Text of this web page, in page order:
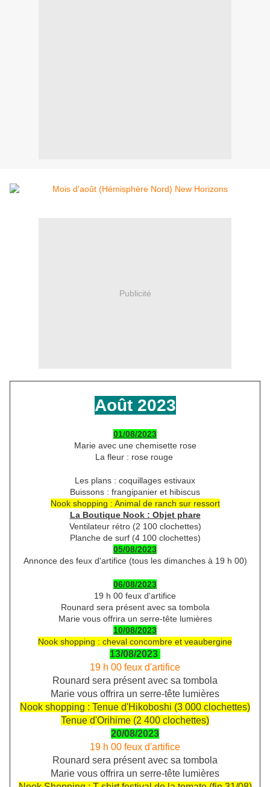
Publicité
Août 2023
01/08/2023
Marie avec une chemisette rose
La fleur : rose rouge
Les plans : coquillages estivaux
Buissons : frangipanier et hibiscus
Nook shopping : Animal de ranch sur ressort
La Boutique Nook : Objet phare
Ventilateur rétro (2 100 clochettes)
Planche de surf (4 100 clochettes)
05/08/2023
Annonce des feux d'artifice (tous les dimanches à 19 h 00)
06/08/2023
19 h 00 feux d'artifice
Rounard sera présent avec sa tombola
Marie vous offrira un serre-tête lumières
10/08/2023
Nook shopping : cheval concombre et veaubergine
13/08/2023
19 h 00 feux d'artifice
Rounard sera présent avec sa tombola
Marie vous offrira un serre-tête lumières
Nook shopping : Tenue d'Hikoboshi (3 000 clochettes)
Tenue d'Orihime (2 400 clochettes)
20/08/2023
19 h 00 feux d'artifice
Rounard sera présent avec sa tombola
Marie vous offrira un serre-tête lumières